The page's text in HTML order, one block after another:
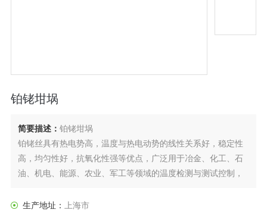
铂铑坩埚
简要描述： 铂铑坩埚
铂铑丝具有热电势高，温度与热电动势的线性关系好，稳定性
高，均匀性好，抗氧化性强等优点，广泛用于冶金、化工、石
油、机电、能源、农业、军工等领域的温度检测与测试控制，
生产地址：
上海市